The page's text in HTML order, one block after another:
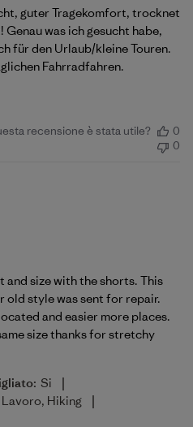
guter Tragekomfort, trocknet
was ich gesucht habe,
für den Urlaub/kleine Touren.
Fahrradfahren.
recensione è stata utile?
0
0
and size with the shorts. This
old style was sent for repair.
and easier more places.
size thanks for stretchy
Si |
Lavoro, Hiking |